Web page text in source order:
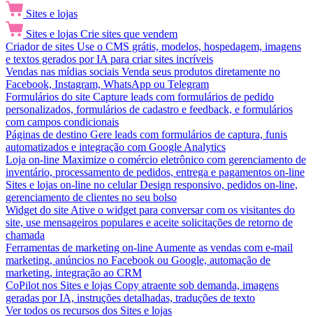
Sites e lojas
Sites e lojas Crie sites que vendem
Criador de sites Use o CMS grátis, modelos, hospedagem, imagens
e textos gerados por IA para criar sites incríveis
Vendas nas mídias sociais Venda seus produtos diretamente no
Facebook, Instagram, WhatsApp ou Telegram
Formulários do site Capture leads com formulários de pedido
personalizados, formulários de cadastro e feedback, e formulários
com campos condicionais
Páginas de destino Gere leads com formulários de captura, funis
automatizados e integração com Google Analytics
Loja on-line Maximize o comércio eletrônico com gerenciamento de
inventário, processamento de pedidos, entrega e pagamentos on-line
Sites e lojas on-line no celular Design responsivo, pedidos on-line,
gerenciamento de clientes no seu bolso
Widget do site Ative o widget para conversar com os visitantes do
site, use mensageiros populares e aceite solicitações de retorno de
chamada
Ferramentas de marketing on-line Aumente as vendas com e-mail
marketing, anúncios no Facebook ou Google, automação de
marketing, integração ao CRM
CoPilot nos Sites e lojas Copy atraente sob demanda, imagens
geradas por IA, instruções detalhadas, traduções de texto
Ver todos os recursos dos Sites e lojas